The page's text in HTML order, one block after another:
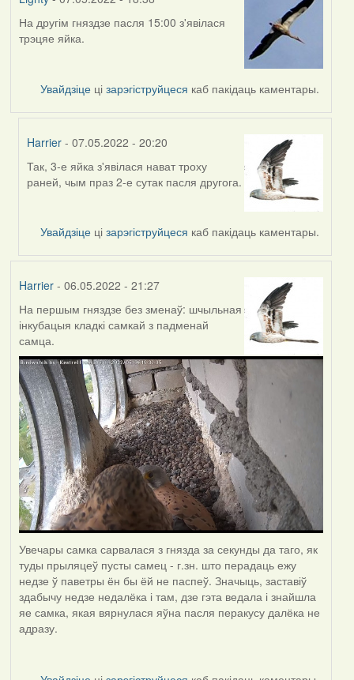
На другім гняздзе пасля 15:00 з'явілася
трэцяе яйка.
Увайдзіце цізарэгіструйцеся каб пакідаць каментары.
Harrier - 07.05.2022 - 20:20
In
reply
Lighty
Так, 3-е яйка з'явілася нават троху
раней, чым праз 2-е сутак пасля другога.
Увайдзіце цізарэгіструйцеся каб пакідаць каментары.
Harrier- 06.05.2022 - 21:27
На першым гняздзе без зменаў: шчыльная
інкубацыя кладкі самкай з падменай
самца.
Увечары самка сарвалася з гнязда за секунды да таго, як
туды прыляцеў пусты самец - г.зн. што перадаць ежу
недзе ў паветры ён бы ёй не паспеў. Значыць, заставіў
здабычу недзе недалёка і там, дзе гэта ведала і знайшла
яе самка, якая вярнулася яўна пасля перакусу далёка не
адразу.